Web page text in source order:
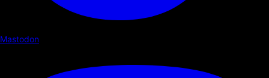
Mastodon